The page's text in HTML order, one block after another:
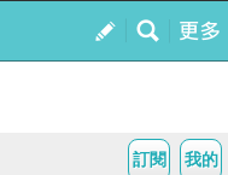
我的
訂閱